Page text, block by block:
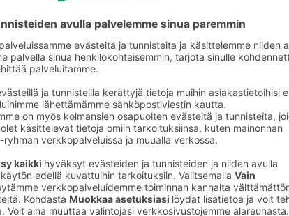
Miesten suihkusaippuat